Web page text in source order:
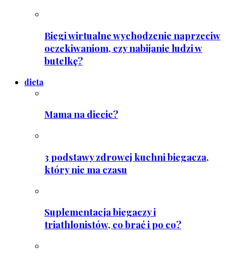
Biegi wirtualne wychodzenie naprzeciw
oczekiwaniom, czy nabijanie ludzi w
butelkę?
dieta
Mama na diecie?
3 podstawy zdrowej kuchni biegacza,
który nie ma czasu
Suplementacja biegaczy i
triathlonistów, co brać i po co?